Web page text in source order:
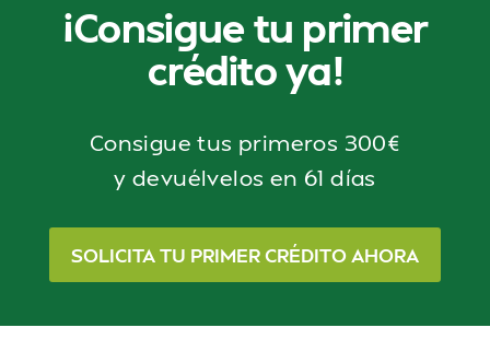
¡Consigue tu primer
crédito ya!
Consigue tus primeros 300€
y devuélvelos en 61 días
SOLICITA TU PRIMER CRÉDITO AHORA